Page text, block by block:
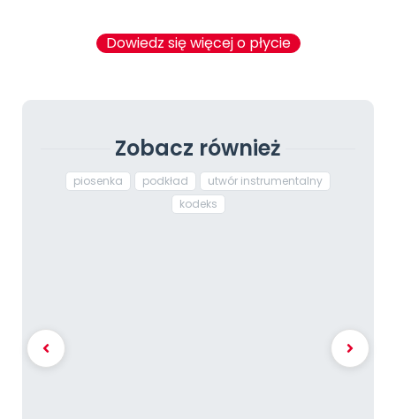
Dowiedz się więcej o płycie
Zobacz również
piosenka podkład
utwór instrumentalny
kodeks